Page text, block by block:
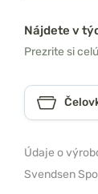
Nájdete v
Prezrite si
Údaje o
Svendsen